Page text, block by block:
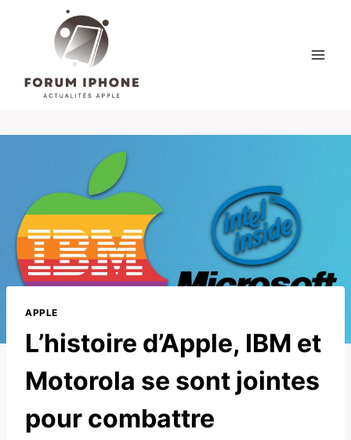
APPLE
L’histoire d’Apple, IBM et
Motorola se sont jointes
pour combattre